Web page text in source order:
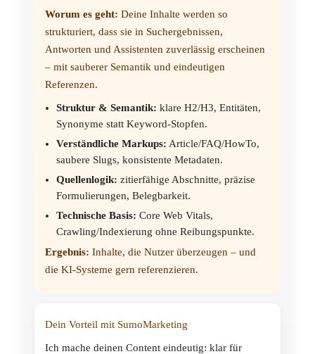
Worum es geht: Deine Inhalte werden so
strukturiert, dass sie in Suchergebnissen,
Antworten und Assistenten zuverlässig erscheinen
– mit sauberer Semantik und eindeutigen
Referenzen.
Struktur & Semantik: klare H2/H3, Entitäten,
Synonyme statt Keyword-Stopfen.
Verständliche Markups: Article/FAQ/HowTo,
saubere Slugs, konsistente Metadaten.
Quellenlogik: zitierfähige Abschnitte, präzise
Formulierungen, Belegbarkeit.
Technische Basis: Core Web Vitals,
Crawling/Indexierung ohne Reibungspunkte.
Ergebnis: Inhalte, die Nutzer überzeugen – und
die KI-Systeme gern referenzieren.
Dein Vorteil mit SumoMarketing
Ich mache deinen Content eindeutig: klar für